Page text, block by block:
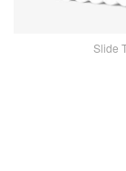
Slide